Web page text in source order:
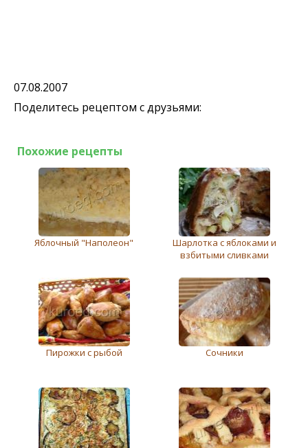
07.08.2007
Поделитесь рецептом с друзьями:
Похожие рецепты
Яблочный "Наполеон"
Шарлотка с яблоками и
взбитыми сливками
Пирожки с рыбой Сочники